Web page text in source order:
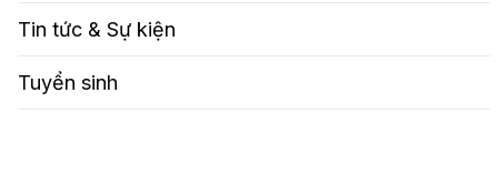
Tin tức & Sự kiện
Tuyển sinh